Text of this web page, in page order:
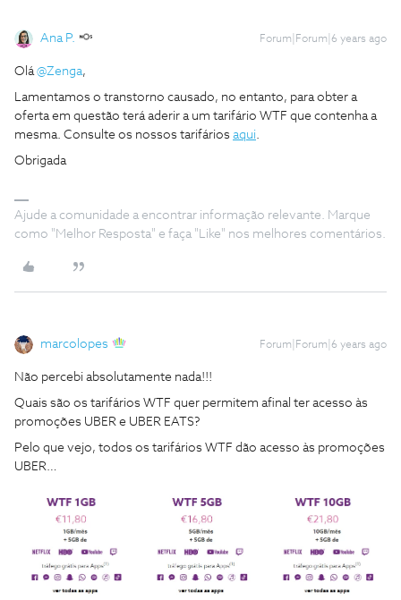
Ana P. Forum|Forum|6 years ago
Olá@Zenga,
Lamentamos o transtorno causado, no entanto, para obter a
oferta em questão terá aderir a um tarifário WTF que contenha a
mesma. Consulte os nossos tarifários aqui.
Obrigada
Ajude a comunidade a encontrar informação relevante. Marque
como "Melhor Resposta" e faça "Like" nos melhores comentários.
marcolopes Forum|Forum|6 years ago
Não percebi absolutamente nada!!!
Quais são os tarifários WTF quer permitem afinal ter acesso às
promoções UBER e UBER EATS?
Pelo que vejo, todos os tarifários WTF dão acesso às promoções
UBER…